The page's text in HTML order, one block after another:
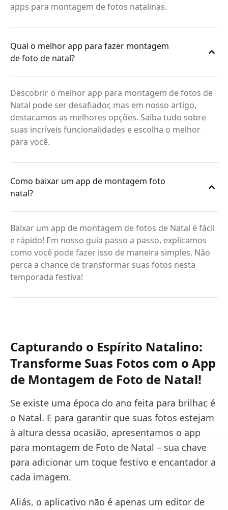
apps para montagem de fotos natalinas.
Qual o melhor app para fazer montagem
de foto de natal?
Descobrir o melhor app para montagem de fotos de
Natal pode ser desafiador, mas em nosso artigo,
destacamos as melhores opções. Saiba tudo sobre
suas incríveis funcionalidades e escolha o melhor
para você.
Como baixar um app de montagem foto
natal?
Baixar um app de montagem de fotos de Natal é fácil
e rápido! Em nosso guia passo a passo, explicamos
como você pode fazer isso de maneira simples. Não
perca a chance de transformar suas fotos nesta
temporada festiva!
Capturando o Espírito Natalino:
Transforme Suas Fotos com o App
de Montagem de Foto de Natal!
Se existe uma época do ano feita para brilhar, é
o Natal. E para garantir que suas fotos estejam
à altura dessa ocasião, apresentamos o app
para montagem de Foto de Natal – sua chave
para adicionar um toque festivo e encantador a
cada imagem.
Aliás, o aplicativo não é apenas um editor de